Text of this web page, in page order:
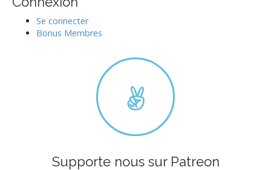
Se connecter
Bonus Membres
Supporte nous sur Patreon